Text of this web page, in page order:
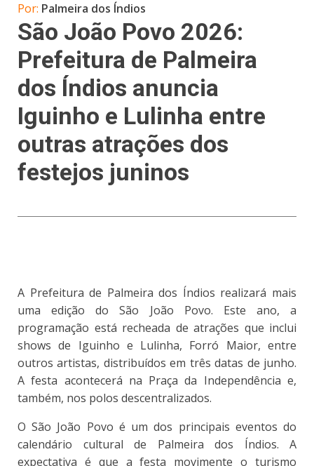
Por: Palmeira dos Índios
São João Povo 2026:
Prefeitura de Palmeira
dos Índios anuncia
Iguinho e Lulinha entre
outras atrações dos
festejos juninos
A Prefeitura de Palmeira dos Índios realizará mais
uma edição do São João Povo. Este ano, a
programação está recheada de atrações que inclui
shows de Iguinho e Lulinha, Forró Maior, entre
outros artistas, distribuídos em três datas de junho.
A festa acontecerá na Praça da Independência e,
também, nos polos descentralizados.
O São João Povo é um dos principais eventos do
calendário cultural de Palmeira dos Índios. A
expectativa é que a festa movimente o turismo